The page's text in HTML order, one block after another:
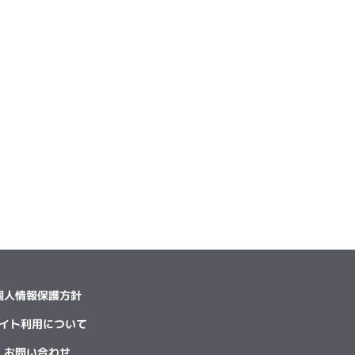
人情報保護方針
ト利用について
お問い合わせ